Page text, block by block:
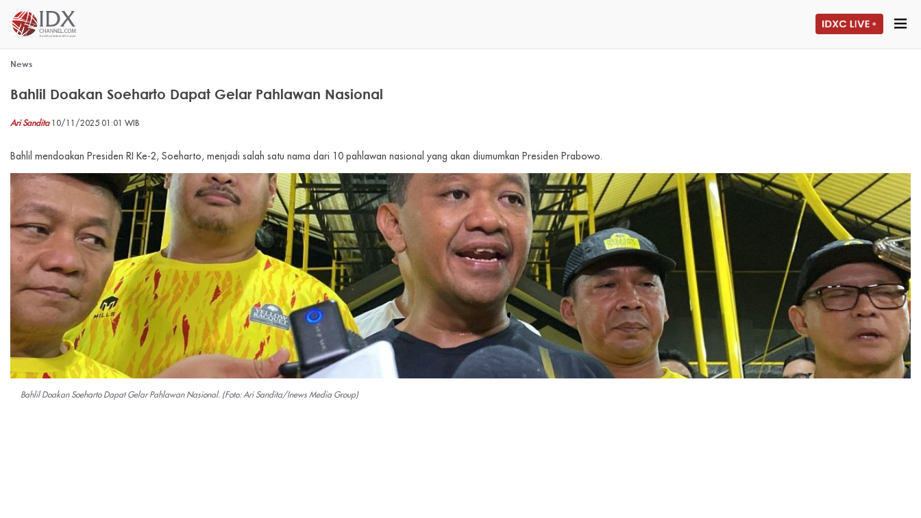
News
Bahlil Doakan Soeharto Dapat Gelar Pahlawan Nasional
Ari Sandita10/11/2025 01:01 WIB
Bahlil mendoakan Presiden RI Ke-2, Soeharto, menjadi salah satu nama dari 10 pahlawan nasional yang akan diumumkan Presiden Prabowo.
Bahlil Doakan Soeharto Dapat Gelar Pahlawan Nasional. (Foto: Ari Sandita/Inews Media Group)